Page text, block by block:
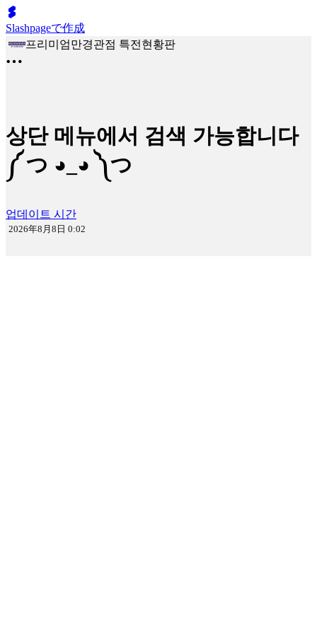
Slashpageで作成
프리미엄만경관점 특전현황판
상단 메뉴에서 검색 가능합니다
༼ つ ◕_◕ ༽つ
업데이트 시간
2026年8月8日 0:02